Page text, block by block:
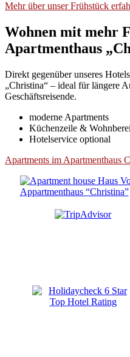
Mehr über unser Frühstück
Wohnen mit mehr
Apartmenthaus
Direkt gegenüber unseres
„Christina“ – ideal für längere
Geschäftsreisende.
moderne Apartments
Küchenzeile &
Hotelservice optional
Apartments im Apartmenthaus
Appartmenthaus “Christina”